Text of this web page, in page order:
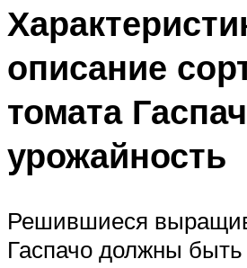
описание
томата
урожайность
Решившиеся
Гаспачо должны быть